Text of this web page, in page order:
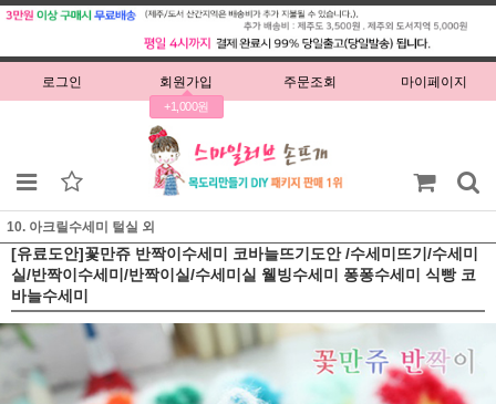
로그인 회원가입
+1,000원
주문조회 마이페이지
10. 아크릴수세미 털실 외
[유료도안]꽃만쥬 반짝이수세미 코바늘뜨기도안 /수세미뜨기/수세미
실/반짝이수세미/반짝이실/수세미실 웰빙수세미 퐁퐁수세미 식빵 코
바늘수세미